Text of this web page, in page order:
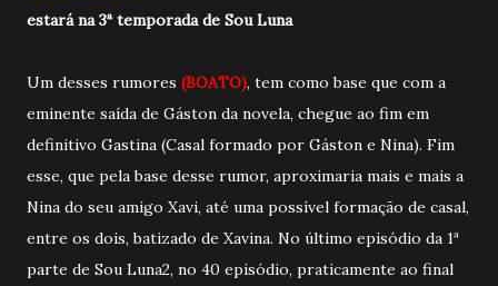
estará na 3ª temporada de Sou Luna
Um desses rumores (BOATO), tem como base que com a
eminente saída de Gáston da novela, chegue ao fim em
definitivo Gastina (Casal formado por Gáston e Nina). Fim
esse, que pela base desse rumor, aproximaria mais e mais a
Nina do seu amigo Xavi, até uma possível formação de casal,
entre os dois, batizado de Xavina. No último episódio da 1ª
parte de Sou Luna2, no 40 episódio, praticamente ao final